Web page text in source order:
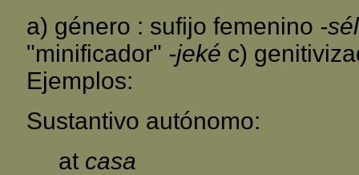
a) género : sufijo femenino -
"minificador" -jeké c)
Ejemplos:
Sustantivo autónomo:
at casa